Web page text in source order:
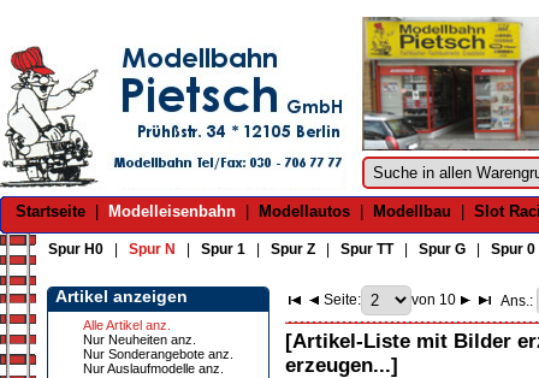
Startseite Modelleisenbahn Modellautos Modellbau Slot
Spur H0 Spur N Spur 1 Spur Z Spur TT| Spur G Spur 0
Artikel anzeigen
Alle Artikel anz.
Nur Neuheiten anz.
Nur Sonderangebote anz.
Nur Auslaufmodelle anz.
Seite: von 10 Ans.:
[Artikel-Liste mit Bilder
erzeugen...]